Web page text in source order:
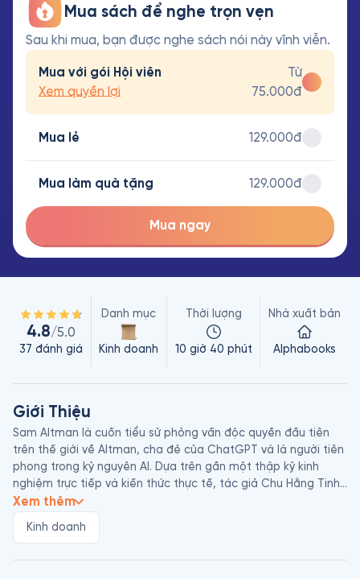
Mua sách để nghe trọn vẹn
Sau khi mua, bạn được nghe sách nói này vĩnh viễn.
Mua với gói Hội viên
Xem quyền lợi
Từ
75.000đ
Mua lẻ 129.000đ
Mua làm quà tặng 129.000đ
Mua ngay
4.8/5.0
37 đánh giá
Danh mục
Kinh doanh
Thời lượng
10 giờ 40 phút
Nhà xuất bản
Alphabooks
Giới Thiệu
Sam Altman là cuốn tiểu sử phỏng vấn độc quyền đầu tiên
trên thế giới về Altman, cha đẻ của ChatGPT và là người tiên
phong trong kỷ nguyên AI. Dựa trên gần một thập kỷ kinh
nghiệm trực tiếp và kiến ​​thức thực tế, tác giả Chu Hằng Tinh,
đưa độc giả đến gần hơn với Altman ngoài đời thực. Cuốn
thành tựu nhưng cũng không thiếu sóng gió. Từ cương vị Chủ
Xem thêm
Kinh doanh